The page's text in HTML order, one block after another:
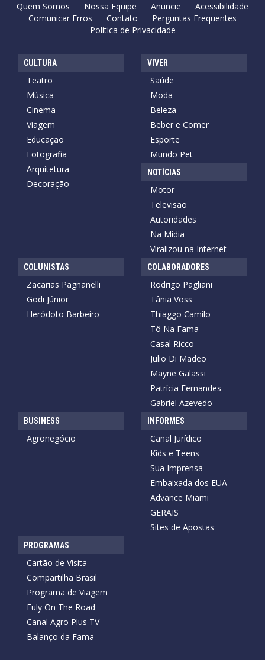
Quem Somos Nossa Equipe Anuncie
Acessibilidade
Comunicar Erros
Contato
Perguntas Frequentes
Política de Privacidade
CULTURA
Teatro
Música
Cinema
Viagem
Educação
Fotografia
Arquitetura
Decoração
VIVER
Saúde
Moda
Beleza
Beber e Comer
Esporte
Mundo Pet
NOTÍCIAS
Motor
Televisão
Autoridades
Na Mídia
Viralizou na Internet
COLUNISTAS
Zacarias Pagnanelli
Godi Júnior
Heródoto Barbeiro
COLABORADORES
Rodrigo Pagliani
Tânia Voss
Thiaggo Camilo
Tô Na Fama
Casal Ricco
Julio Di Madeo
Mayne Galassi
Patrícia Fernandes
Gabriel Azevedo
BUSINESS
Agronegócio
INFORMES
Canal Jurídico
Kids e Teens
Sua Imprensa
Embaixada dos EUA
Advance Miami
GERAIS
Sites de Apostas
PROGRAMAS
Cartão de Visita
Compartilha Brasil
Programa de Viagem
Fuly On The Road
Canal Agro Plus TV
Balanço da Fama